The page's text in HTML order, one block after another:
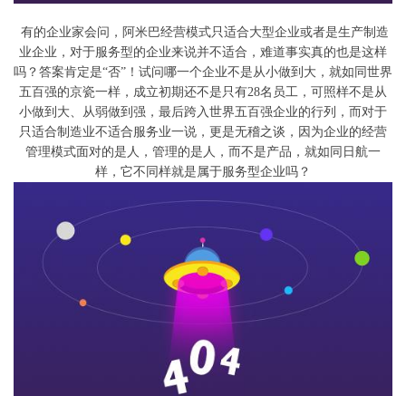
有的企业家会问，阿米巴经营模式只适合大型企业或者是生产制造
业企业，对于服务型的企业来说并不适合，难道事实真的也是这样
吗？答案肯定是“否”！试问哪一个企业不是从小做到大，就如同世界
五百强的京瓷一样，成立初期还不是只有28名员工，可照样不是从
小做到大、从弱做到强，最后跨入世界五百强企业的行列，而对于
只适合制造业不适合服务业一说，更是无稽之谈，因为企业的经营
管理模式面对的是人，管理的是人，而不是产品，就如同日航一
样，它不同样就是属于服务型企业吗？